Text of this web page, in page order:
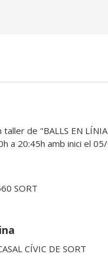
de "BALLS EN LÍNIA"
a 20:45h amb inici el
SORT